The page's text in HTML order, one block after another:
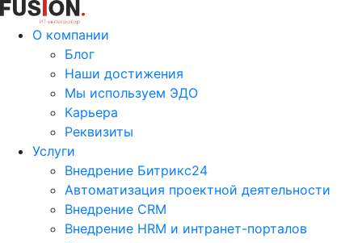
О компании
Блог
Наши достижения
Мы используем ЭДО
Карьера
Реквизиты
Услуги
Внедрение Битрикс24
Автоматизация проектной деятельности
Внедрение CRM
Внедрение HRM и интранет-порталов